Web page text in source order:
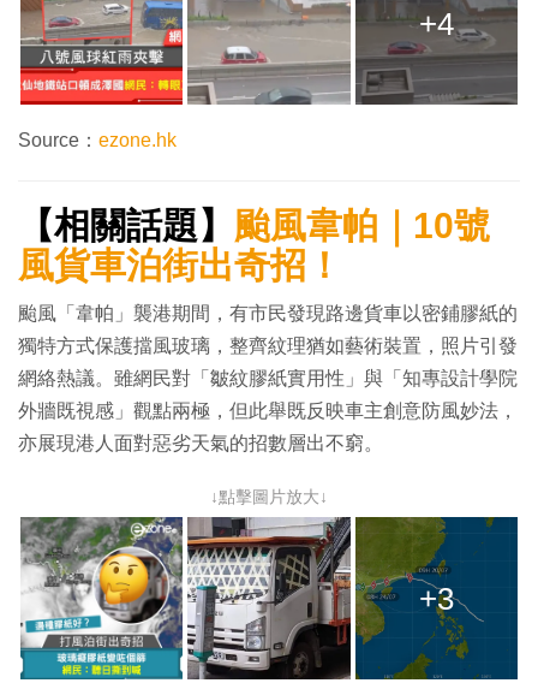
+4
Source： ezone.hk
【相關話題】 颱風韋帕｜10號
風貨車泊街出奇招！
颱風「韋帕」襲港期間，有市民發現路邊貨車以密鋪膠紙的
獨特方式保護擋風玻璃，整齊紋理猶如藝術裝置，照片引發
網絡熱議。雖網民對「皺紋膠紙實用性」與「知專設計學院
外牆既視感」觀點兩極，但此舉既反映車主創意防風妙法，
亦展現港人面對惡劣天氣的招數層出不窮。
↓點擊圖片放大↓
+3